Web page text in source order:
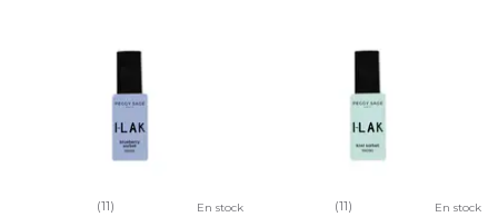
(11) En stock (11) En stock